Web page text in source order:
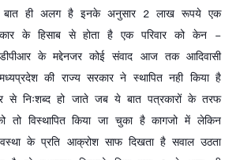
बात ही अलग है इनके अनुसार 2 लाख रूपये एक
के हिसाब से होता है एक परिवार को केन –
के मद्देनजर कोई संवाद आज तक आदिवासी
की राज्य सरकार ने स्थापित नही किया है
से निःशब्द हो जाते जब ये बात पत्रकारों के तरफ
विस्थापित किया जा चुका है कागजो में लेकिन
के प्रति आक्रोश साफ दिखता है सवाल उठता